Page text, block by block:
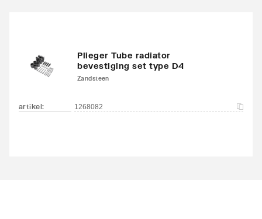
Plieger Tube radiator
bevestiging set type D4
Zandsteen
artikel: 1268082